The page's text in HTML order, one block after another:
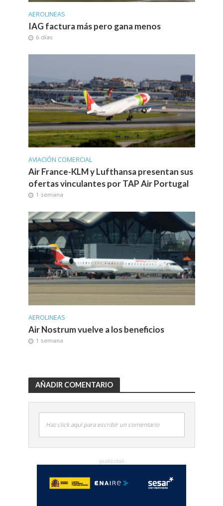
AEROLINEAS
IAG factura más pero gana menos
6 días
AVIACIÓN COMERCIAL
Air France-KLM y Lufthansa presentan sus
ofertas vinculantes por TAP Air Portugal
1 semana
AEROLINEAS
Air Nostrum vuelve a los beneficios
1 semana
AÑADIR COMENTARIO
Haz click aquí para escribir un comentario